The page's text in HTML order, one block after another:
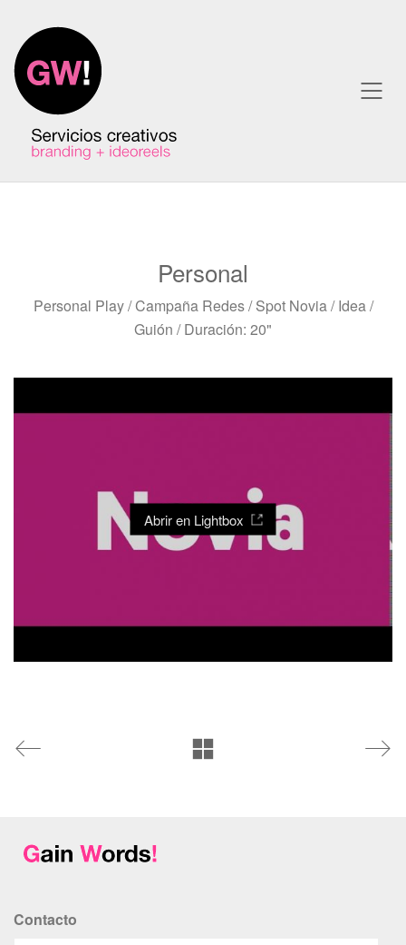
Personal
Personal Play / Campaña Redes / Spot Novia / Idea /
Guión / Duración: 20"
Abrir en Lightbox
Contacto